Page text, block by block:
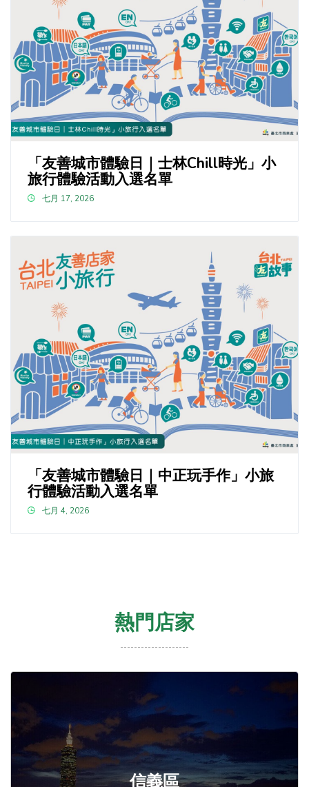
「友善城市體驗日｜士林Chill時光」小
旅行體驗活動入選名單
七月 17, 2026
「友善城市體驗日｜中正玩手作」小旅
行體驗活動入選名單
七月 4, 2026
熱門店家
信義區